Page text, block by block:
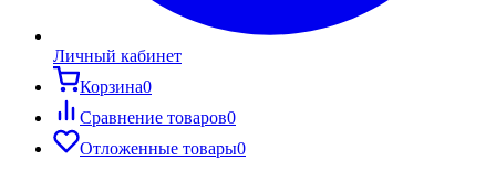
Личный кабинет
Корзина0
Сравнение товаров0
Отложенные товары0